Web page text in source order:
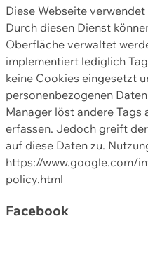
Diese Webseite
Durch diesen Dienst
Oberfläche verwaltet
implementiert lediglich
keine Cookies eingesetzt
personenbezogenen
Manager löst andere Tags
erfassen. Jedoch greift
auf diese Daten zu.
https://www.google.com/
policy.html
Facebook